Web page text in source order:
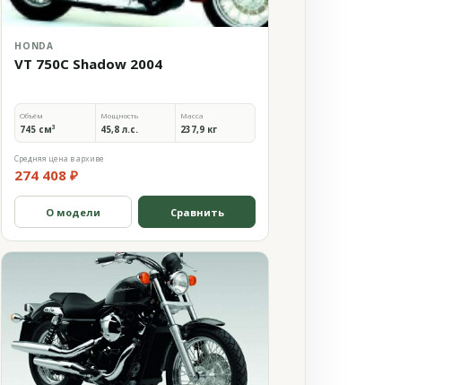
HONDA
VT 750C Shadow 2004
Объём
745 см³
Мощность
45,8 л.с.
Масса
237,9 кг
Средняя цена в архиве
274 408 ₽
О модели Сравнить